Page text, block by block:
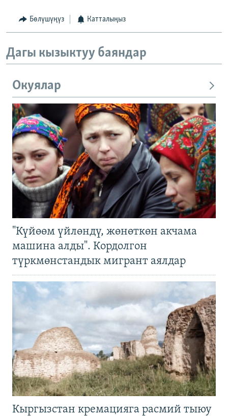
Бөлүшүңүз Катталыңыз
Дагы кызыктуу баяндар
Окуялар
"Күйөөм үйлөндү, жөнөткөн акчама
машина алды". Кордолгон
түркмөнстандык мигрант аялдар
Кыргызстан кремацияга расмий тыюу